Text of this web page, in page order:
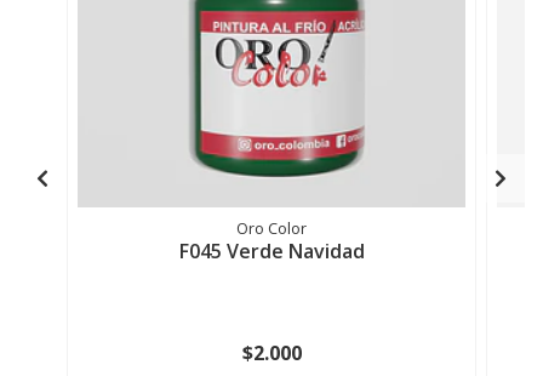
Oro Color
F045 Verde Navidad
$2.000